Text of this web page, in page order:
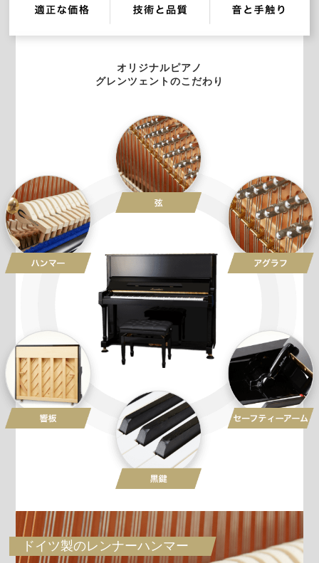
オリジナルピアノ
グレンツェントのこだわり
ドイツ製のレンナーハンマー